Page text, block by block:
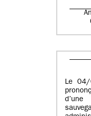
Le 04/